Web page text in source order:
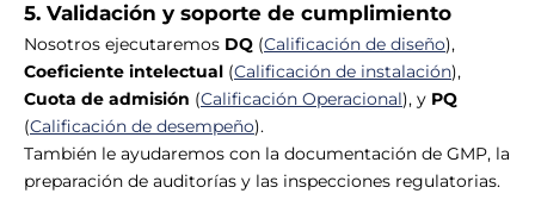
5. Validación y soporte de cumplimiento
Nosotros ejecutaremos DQ (Calificación de diseño),
Coeficiente intelectual (Calificación de instalación),
Cuota de admisión (Calificación Operacional), y PQ
(Calificación de desempeño).
También le ayudaremos con la documentación de GMP, la
preparación de auditorías y las inspecciones regulatorias.